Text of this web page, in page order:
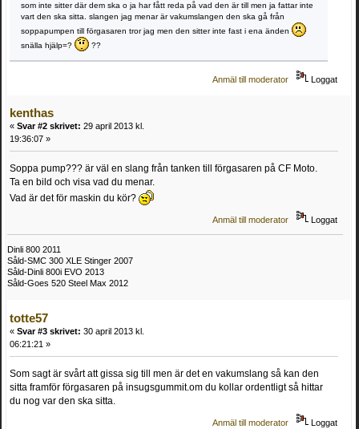
som inte sitter där dem ska o ja har fått reda på vad den är till men ja fattar inte
vart den ska sitta. slangen jag menar är vakumslangen den ska gå från
soppapumpen till förgasaren tror jag men den sitter inte fast i ena änden
snälla hjälp=?
??
Anmäl till moderator Loggat
kenthas
« Svar #2 skrivet: 29 april 2013 kl.
19:36:07 »
Soppa pump??? är väl en slang från tanken till förgasaren på CF Moto.
Ta en bild och visa vad du menar.
Vad är det för maskin du kör?
Anmäl till moderator Loggat
Dinli 800 2011
Såld-SMC 300 XLE Stinger 2007
Såld-Dinli 800i EVO 2013
Såld-Goes 520 Steel Max 2012
totte57
« Svar #3 skrivet: 30 april 2013 kl.
06:21:21 »
Som sagt är svårt att gissa sig till men är det en vakumslang så kan den
sitta framför förgasaren på insugsgummit.om du kollar ordentligt så hittar
du nog var den ska sitta.
Anmäl till moderator Loggat